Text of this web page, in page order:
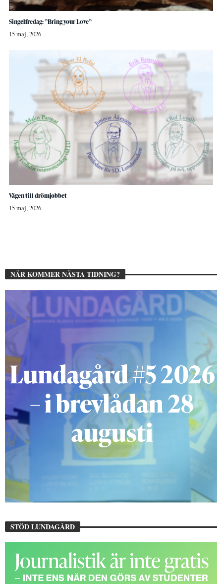
Singelfredag: ”Bring your Love”
15 maj, 2026
Vägen till drömjobbet
15 maj, 2026
NÄR KOMMER NÄSTA TIDNING?
STÖD LUNDAGÅRD